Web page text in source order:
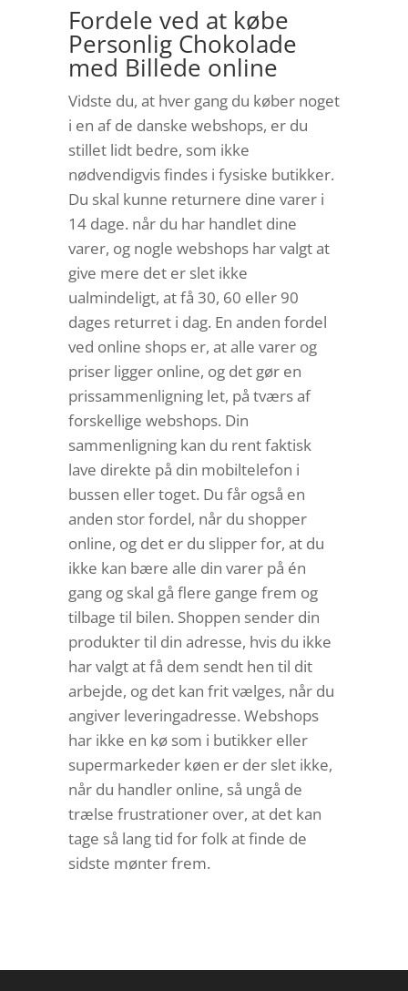
Fordele ved at købe
Personlig Chokolade
med Billede online
Vidste du, at hver gang du køber noget
i en af de danske webshops, er du
stillet lidt bedre, som ikke
nødvendigvis findes i fysiske butikker.
Du skal kunne returnere dine varer i
14 dage. når du har handlet dine
varer, og nogle webshops har valgt at
give mere det er slet ikke
ualmindeligt, at få 30, 60 eller 90
dages returret i dag. En anden fordel
ved online shops er, at alle varer og
priser ligger online, og det gør en
prissammenligning let, på tværs af
forskellige webshops. Din
sammenligning kan du rent faktisk
lave direkte på din mobiltelefon i
bussen eller toget. Du får også en
anden stor fordel, når du shopper
online, og det er du slipper for, at du
ikke kan bære alle din varer på én
gang og skal gå flere gange frem og
tilbage til bilen. Shoppen sender din
produkter til din adresse, hvis du ikke
har valgt at få dem sendt hen til dit
arbejde, og det kan frit vælges, når du
angiver leveringadresse. Webshops
har ikke en kø som i butikker eller
supermarkeder køen er der slet ikke,
når du handler online, så ungå de
trælse frustrationer over, at det kan
tage så lang tid for folk at finde de
sidste mønter frem.